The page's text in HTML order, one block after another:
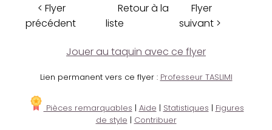
< Flyer
précédent
Retour à la
liste
Flyer
suivant >
Jouer au taquin avec ce flyer
Lien permanent vers ce flyer : Professeur TASLIMI
Pièces remarquables | Aide | Statistiques | Figures
de style | Contribuer